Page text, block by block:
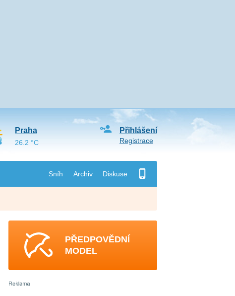
Sníh Archiv Diskuse
Přihlášení
Registrace
Praha
26.2 °C
PŘEDPOVĚDNÍ
MODEL